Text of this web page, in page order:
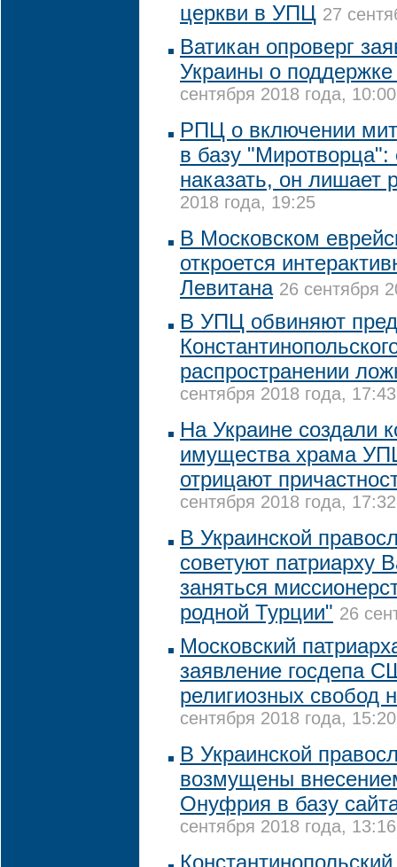
церкви в УПЦ 27
Ватикан опроверг
Украины о
сентября 2018 года, 10:00
РПЦ о включении
в базу "Миротворца":
наказать, он лишает
2018 года, 19:25
В Московском
откроется
Левитана 26 сентября
В УПЦ обвиняют
распространении
сентября 2018 года, 17:43
На Украине создали
имущества храма
отрицают
сентября 2018 года, 17:32
В Украинской
советуют патриарху
заняться
родной Турции" 26
Московский
заявление госдепа
религиозных свобод
сентября 2018 года, 15:20
В Украинской
возмущены
Онуфрия в базу
сентября 2018 года, 13:16